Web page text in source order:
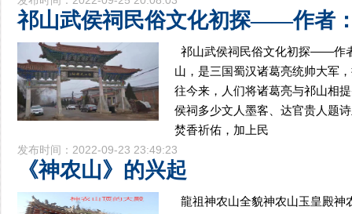
祁山武侯祠民俗文化初探——作者
祁山武侯祠民俗文化初探——作
山，是三国蜀汉诸葛亮统帅大军
往今来，人们将诸葛亮与祁山相
侯祠多少文人墨客、达官贵人题
焚香祈佑，加上民
发布时间：2022-09-23 23:49:23
《神农山》的兴起
龍祖神农山全貌神农山玉皇殿神